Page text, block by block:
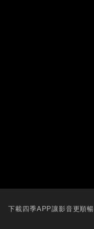
下載四季APP讓影音更順暢